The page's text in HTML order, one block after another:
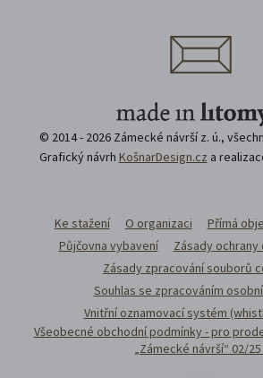
© 2014 - 2026 Zámecké návrší z. ú.,
Grafický návrh KošnarDesign.cz a
Ke stažení O organizaci
Přímá
Půjčovna vybavení
Zásady
Zásady zpracování souborů
Souhlas se zpracováním
Vnitřní oznamovací systém
Všeobecné obchodní podmínky - pro
„Zámecké návrší“ 02/25